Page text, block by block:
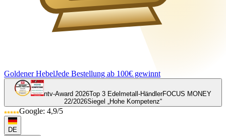
Goldener HebelJede Bestellung ab 100€ gewinnt
ntv-Award 2026Top 3 Edelmetall-HändlerFOCUS MONEY
22/2026Siegel „Hohe Kompetenz“
Google: 4,9/5
DE